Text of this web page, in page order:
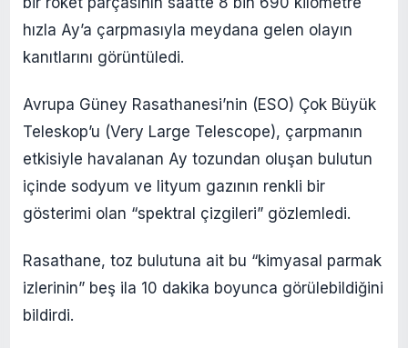
hızla Ay’a çarpmasıyla meydana gelen olayın
kanıtlarını görüntüledi.
Avrupa Güney Rasathanesi’nin (ESO) Çok Büyük
Teleskop’u (Very Large Telescope), çarpmanın
etkisiyle havalanan Ay tozundan oluşan bulutun
içinde sodyum ve lityum gazının renkli bir
gösterimi olan “spektral çizgileri” gözlemledi.
Rasathane, toz bulutuna ait bu “kimyasal parmak
izlerinin” beş ila 10 dakika boyunca görülebildiğini
bildirdi.